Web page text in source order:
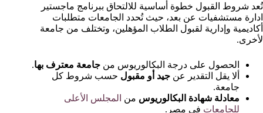
تُعد شروط القبول خطوة أساسية للالتحاق ببرنامج ماجستير
ادارة مستشفيات عن بعد، حيث تُحدد الجامعات متطلبات
أكاديمية وإدارية لقبول الطلاب المؤهلين، وتختلف من جامعة
لأخرى.
الحصول على درجة البكالوريوس من جامعة معترف بها.
ألا يقل التقدير عن جيد أو مقبول حسب شروط كل
جامعة.
معادلة شهادة البكالوريوس من المجلس الأعلى
للجامعات في مصر.